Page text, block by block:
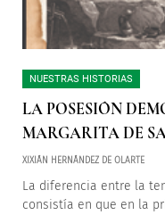
NUESTRAS HISTORIAS
LA POSESIÓN
MARGARITA DE
XIXIÁN HERNÁNDEZ DE OLARTE
La diferencia entre la
consistía en que en la